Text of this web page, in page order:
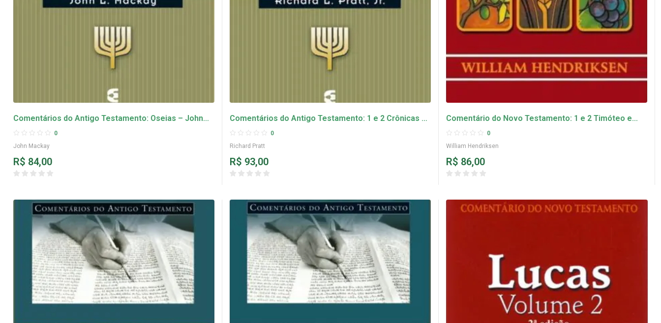
Comentários do Antigo Testamento: Oseias – John
Mackay
0
John Mackay
R$ 84,00
Comentários do Antigo Testamento: 1 e 2 Crônicas –
Richard Pratt
0
Richard Pratt
R$ 93,00
Comentário do Novo Testamento: 1 e 2 Timóteo e
Tito – William Hendriksen
0
William Hendriksen
R$ 86,00